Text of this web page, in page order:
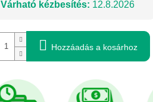
Várható kézbesítés: 12.8.2026
Hozzáadás a kosárhoz